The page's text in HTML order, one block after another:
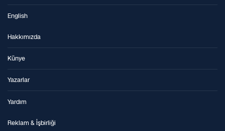
English
Hakkımızda
Künye
Yazarlar
Yardım
Reklam & İşbirliği